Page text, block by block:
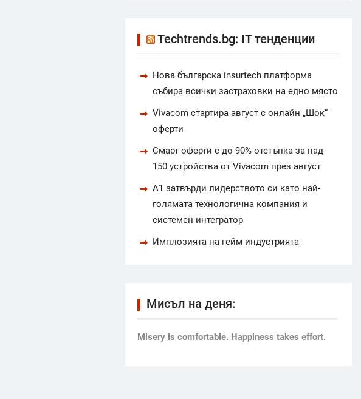
Techtrends.bg: IT тенденции
Нова българска insurtech платформа
събира всички застраховки на едно място
Vivacom стартира август с онлайн „Шок“
оферти
Смарт оферти с до 90% отстъпка за над
150 устройства от Vivacom през август
А1 затвърди лидерството си като най-
голямата технологична компания и
системен интегратор
Имплозията на гейм индустрията
Мисъл на деня:
Мisery is comfortable. Happiness takes effort.